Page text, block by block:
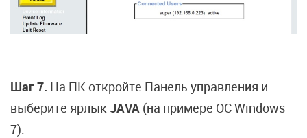
Шаг 7. На ПК откройте Панель управления и
выберите ярлык JAVA (на примере ОС Windows
7).